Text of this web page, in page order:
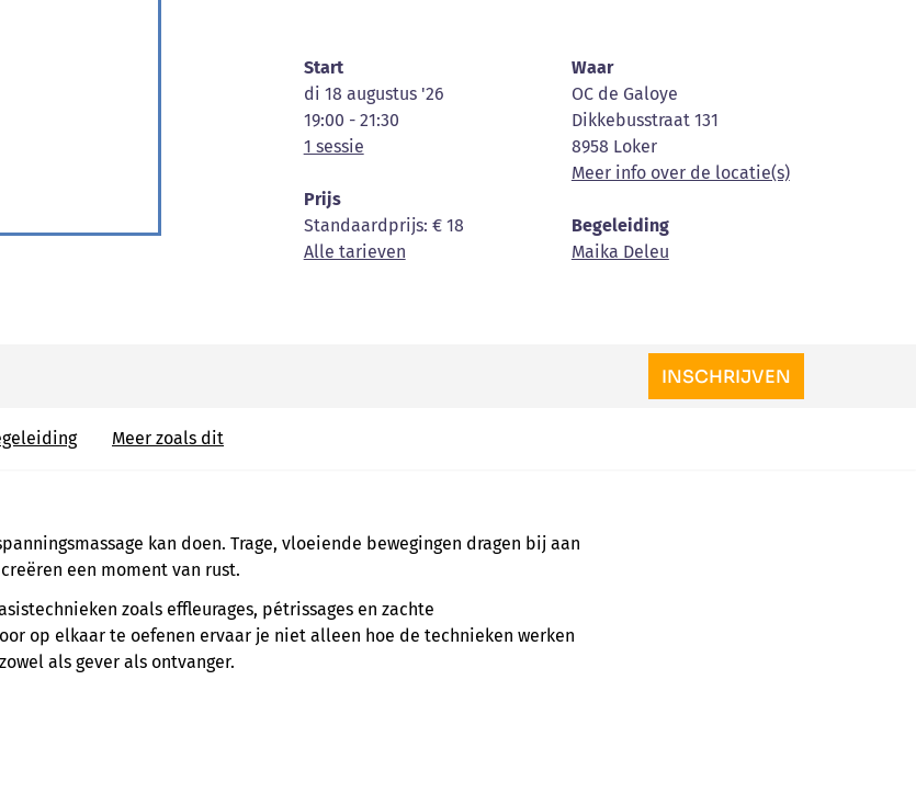
Start
di 18 augustus '26
19:00 - 21:30
1 sessie
Prijs
Standaardprijs: € 18
Alle tarieven
Waar
OC de Galoye
Dikkebusstraat 131
8958 Loker
Meer info over de locatie(s)
Begeleiding
Maika Deleu
INSCHRIJVEN
Meer zoals dit
kan doen. Trage, vloeiende bewegingen dragen bij aan
een moment van rust.
zoals effleurages, pétrissages en zachte
op elkaar te oefenen ervaar je niet alleen hoe de technieken werken
als gever als ontvanger.